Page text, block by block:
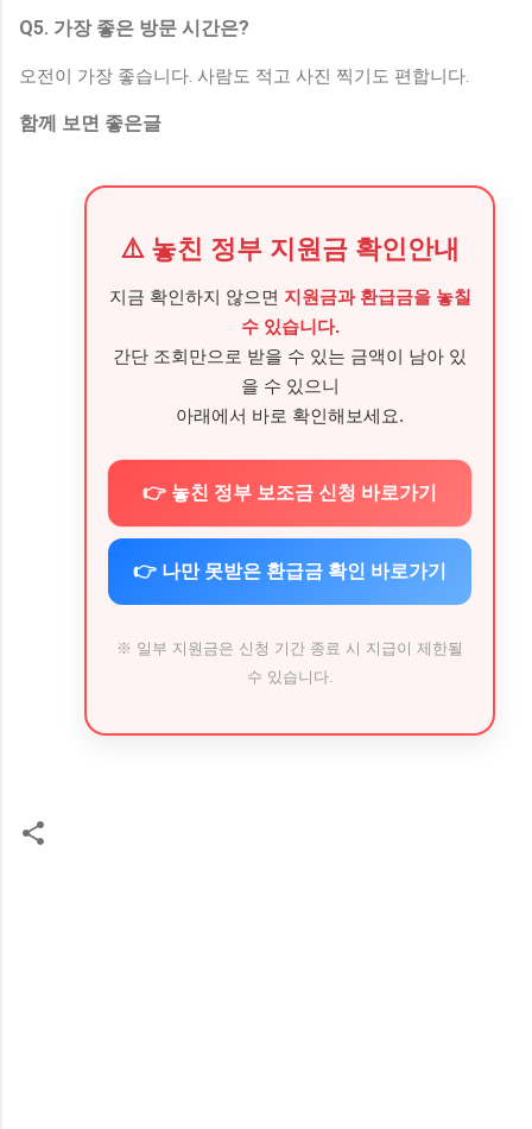
Q5. 가장 좋은 방문 시간은?
오전이 가장 좋습니다. 사람도 적고 사진 찍기도 편합니다.
함께 보면 좋은글
⚠️ 놓친 정부 지원금 확인안내
지금 확인하지 않으면 지원금과 환급금을 놓칠
수 있습니다.
간단 조회만으로 받을 수 있는 금액이 남아 있
을 수 있으니
아래에서 바로 확인해보세요.
👉 놓친 정부 보조금 신청 바로가기
👉 나만 못받은 환급금 확인 바로가기
※ 일부 지원금은 신청 기간 종료 시 지급이 제한될
수 있습니다.